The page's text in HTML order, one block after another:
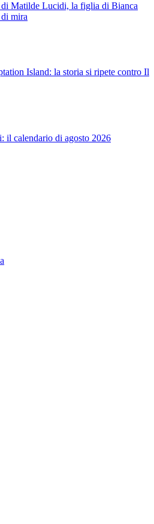
Matilde Lucidi, la figlia di Bianca
di mira
Island: la storia si ripete contro Il
il calendario di agosto 2026